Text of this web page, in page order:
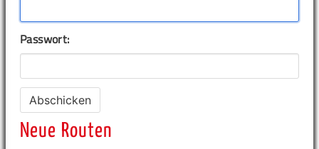
Passwort:
Neue Routen